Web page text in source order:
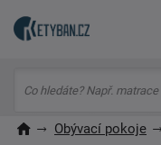
Obývací pokoje